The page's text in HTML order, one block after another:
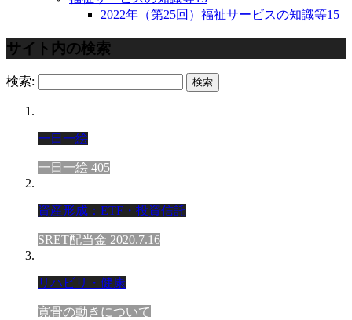
2022年（第25回）福祉サービスの知識等15
サイト内の検索
検索:
一日一絵
一日一絵 405
資産形成：ETF・投資信託
SRET配当金 2020.7.16
リハビリ・健康
寛骨の動きについて